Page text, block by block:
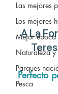
Las mejores
Los mejores
Mejor
Naturaleza y
Parques
Pesca
A La
Perfecto